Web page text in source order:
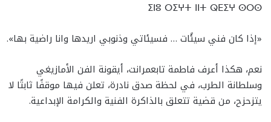
ⵉⵏⵓ ⵔⵉⵖⵜ ⵏⵏⵜ ⵕⴹⵉⵖ ⵙⵔⵙ
«إذا كان فني سيئًات … فسيئاتي وذنوبي اريدها وانا راضية بها».
نعم، هكذا أعرف فاطمة تابعمرانت، أيقونة الفن الأمازيغي
وسلطانة الطرب، في لحظة صدق نادرة، تعلن فيها موقفًا ثابتًا لا
يتزحزح، من قضية تتعلق بالذاكرة الفنية والكرامة الإبداعية.